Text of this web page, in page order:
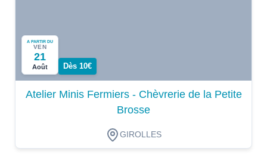
A PARTIR DU
VEN
21
Août Dès 10€
Atelier Minis Fermiers - Chèvrerie de la Petite
Brosse
GIROLLES